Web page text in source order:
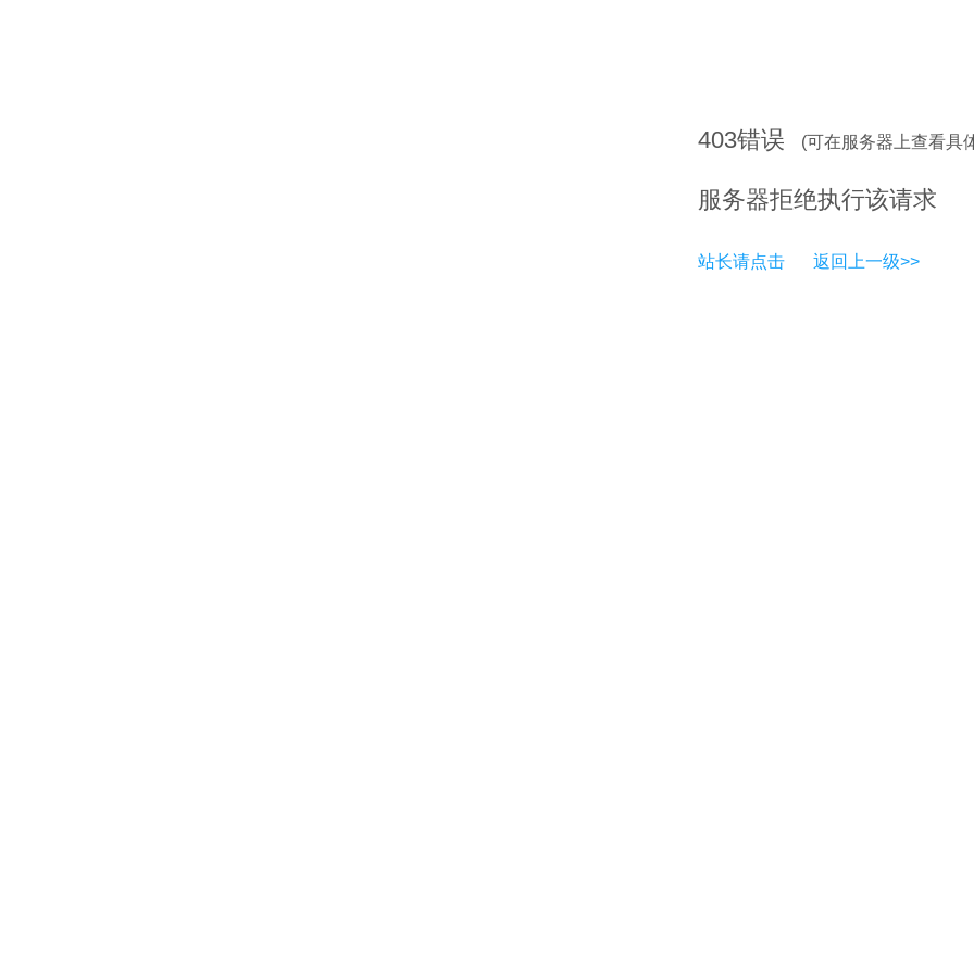
403错误 (可在服务器上查看具
服务器拒绝执行该请求
站长请点击 返回上一级>>